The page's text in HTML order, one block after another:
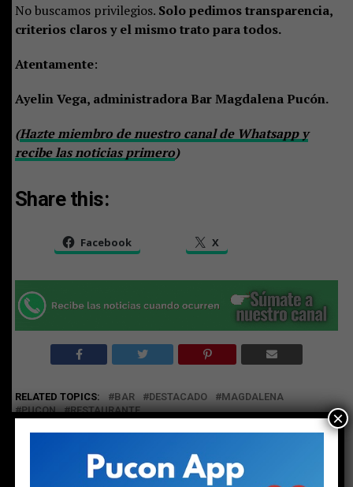
No buscamos privilegios. Solo pedimos transparencia,
criterios claros y el mismo trato para todos.
Atentamente:
Ayelin Vega, administradora Bar Magdalena Pucón.
(Hazte miembro de nuestro canal de Whatsapp y
recibe las noticias primero)
Share this:
Facebook X
RELATED TOPICS: BAR DESTACADO
MAGDALENA
PUCON
RESTAURANTE
Caburgua y la polémica por una patente comercial
×